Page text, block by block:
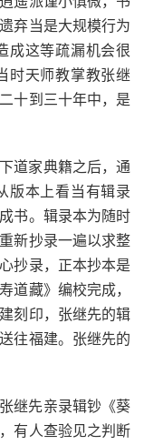
弃当是大规模行为
成这等疏漏机会很
时天师教掌教张继
十到三十年中，是
道家典籍之后，通
版本上看当有辑录
书。辑录本为随时
新抄录一遍以求整
抄录，正本抄本是
道藏》编校完成，
刻印，张继先的辑
往福建。张继先的
继先亲录辑钞《葵
有人查验见之判断